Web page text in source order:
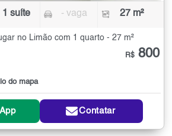
1 suíte - vaga 27 m²
no Limão com 1 quarto - 27 m²
do mapa
R$ 800
Contatar